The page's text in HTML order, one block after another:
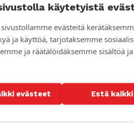
käytetyistä
evästeitä
ja käyttöä, tarjotaksemme
ja räätälöidäksemme sisältöä
evästeet Estä kaikki
ohjata erityisesti
kautta tehtävään työhön
sopeutumiseksi, sanoo
Lähetysseurasta.
Kishapussa
jonka
hiilensidontaa edistävillä
Tansanian Kishapuun.